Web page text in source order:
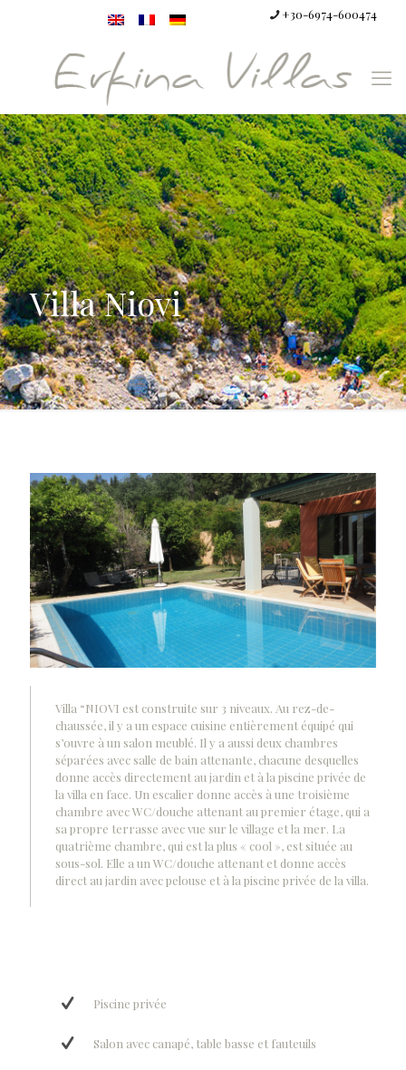
+30-6974-600474
Villa Niovi
Villa “NIOVI est construite sur 3 niveaux. Au rez-de-
chaussée, il y a un espace cuisine entièrement équipé qui
s’ouvre à un salon meublé. Il y a aussi deux chambres
séparées avec salle de bain attenante, chacune desquelles
donne accès directement au jardin et à la piscine privée de
la villa en face. Un escalier donne accès à une troisième
chambre avec WC/douche attenant au premier étage, qui a
sa propre terrasse avec vue sur le village et la mer. La
quatrième chambre, qui est la plus « cool », est située au
sous-sol. Elle a un WC/douche attenant et donne accès
direct au jardin avec pelouse et à la piscine privée de la villa.
Piscine privée
Salon avec canapé, table basse et fauteuils